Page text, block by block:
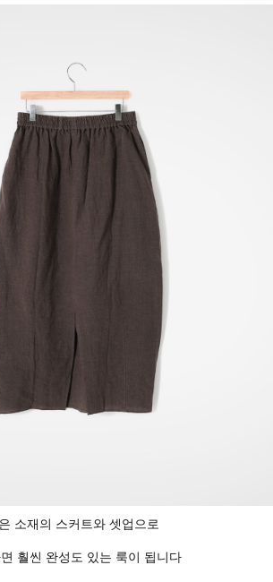
소재의 스커트와 셋업으로
훨씬 완성도 있는 룩이 됩니다